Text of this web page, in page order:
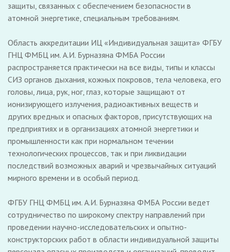
защиты, связанных с обеспечением безопасности в
атомной энергетике, специальным требованиям.
Область аккредитации ИЦ «Индивидуальная защита» ФГБУ
ГНЦ ФМБЦ им. А.И. Бурназяна ФМБА России
распространяется практически на все виды, типы и классы
СИЗ органов дыхания, кожных покровов, тела человека, его
головы, лица, рук, ног, глаз, которые защищают от
ионизирующего излучения, радиоактивных веществ и
других вредных и опасных факторов, присутствующих на
предприятиях и в организациях атомной энергетики и
промышленности как при нормальном течении
технологических процессов, так и при ликвидации
последствий возможных аварий и чрезвычайных ситуаций
мирного времени и в особый период.
ФГБУ ГНЦ ФМБЦ им. А.И. Бурназяна ФМБА России ведет
сотрудничество по широкому спектру направлений при
проведении научно-исследовательских и опытно-
конструкторских работ в области индивидуальной защиты